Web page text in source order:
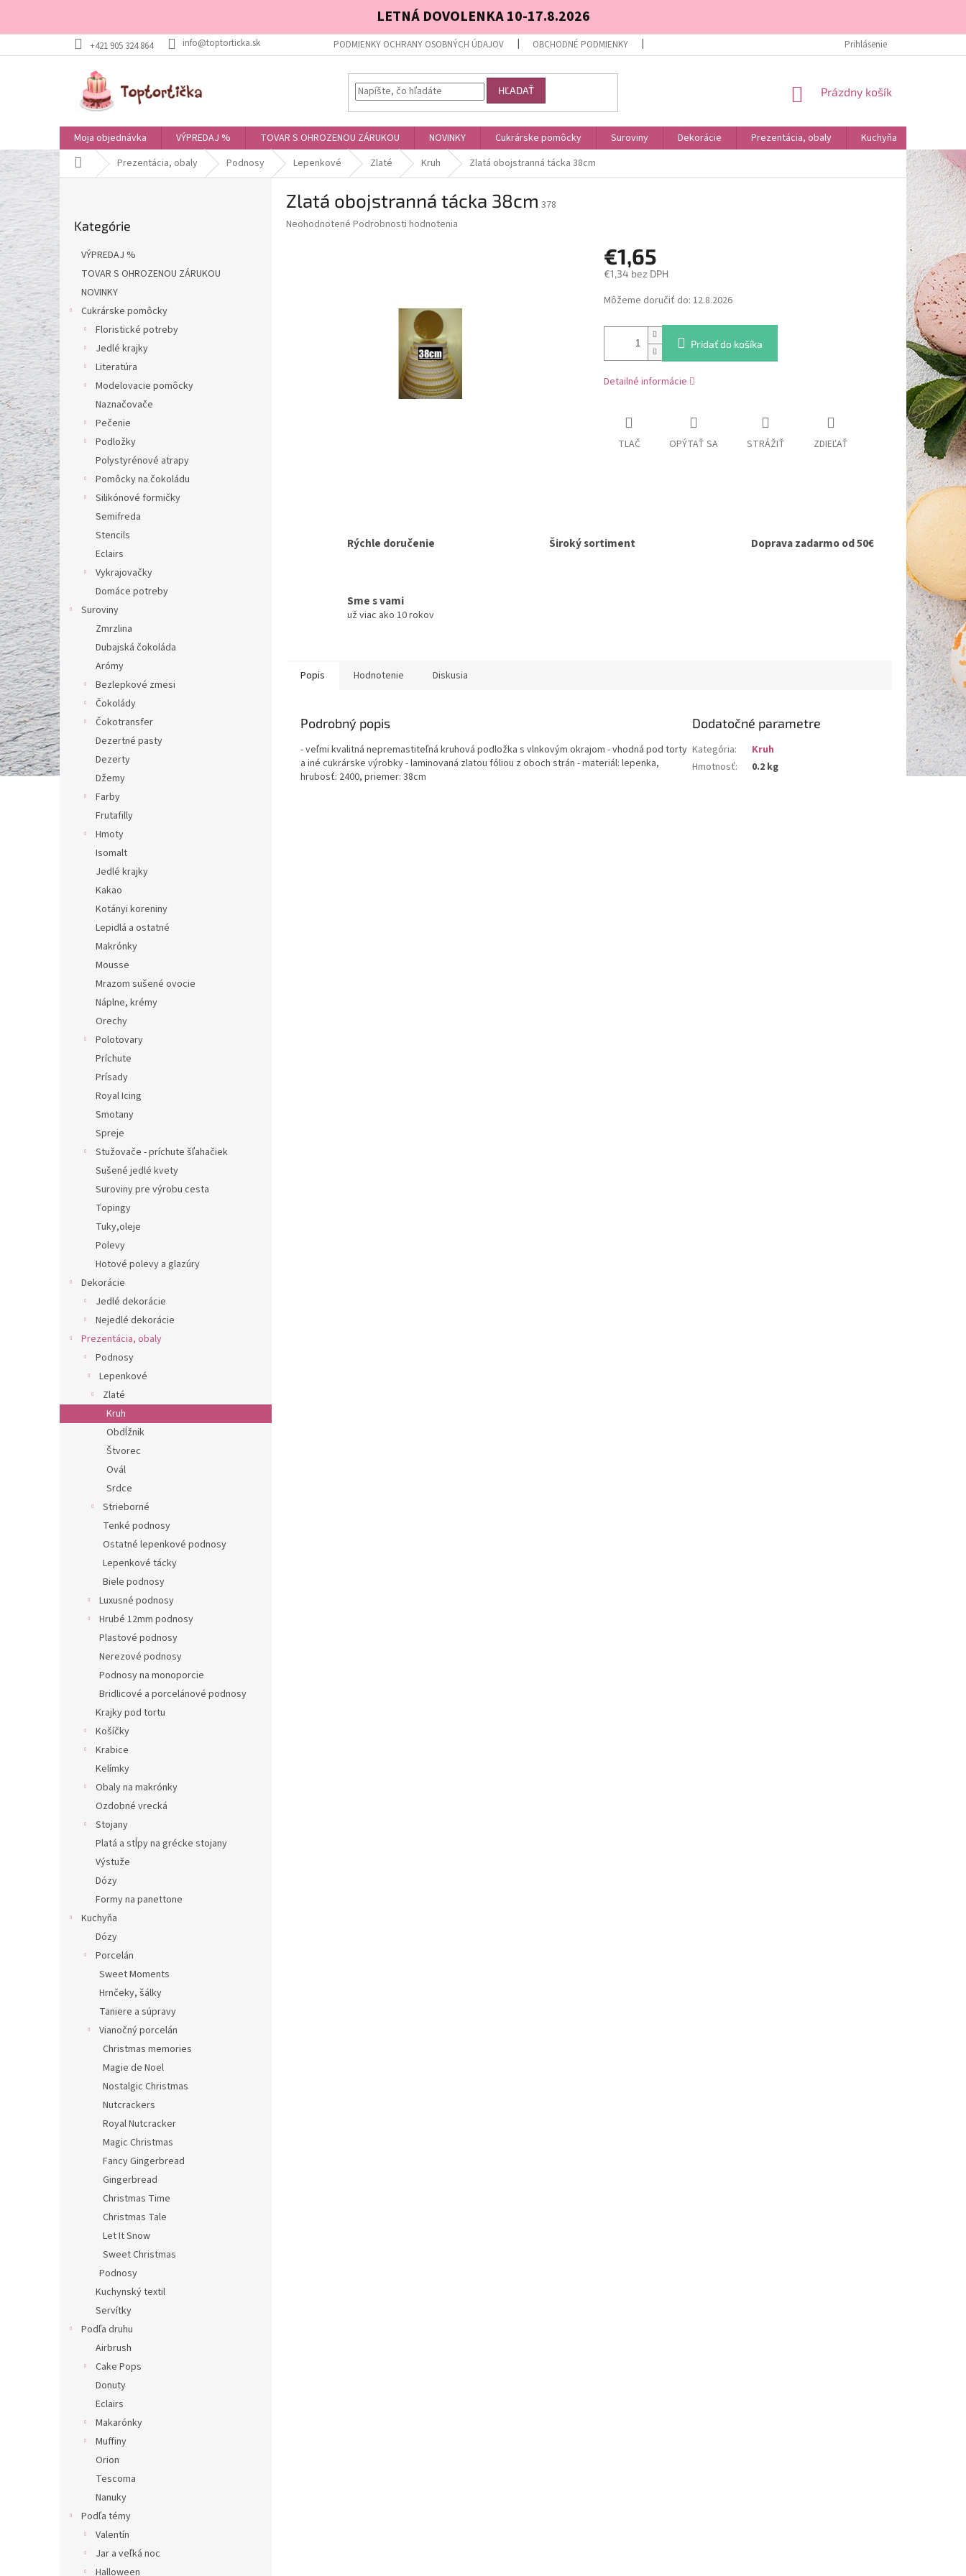
LETNÁ DOVOLENKA 10-17.8.2026
na
+421 905 324 864 PODMIENKY OCHRANY OSOBNÝCH ÚDAJOV OBCHODNÉ PODMIENKY ÚVOD
Prihlásenie
HĽADAŤ
NÁKUPNÝ
Prázdny košík
Moja objednávka VÝPREDAJ % TOVAR S OHROZENOU ZÁRUKOU NOVINKY Cukrárske pomôcky Suroviny Dekorácie Prezentácia, obaly Kuchyňa
DomovPrezentácia, obaly Podnosy Lepenkové Zlaté Kruh Zlatá obojstranná tácka 38cm
o
ý
e
kategórie
Kategórie
VÝPREDAJ %
TOVAR S OHROZENOU ZÁRUKOU
NOVINKY
Cukrárske pomôcky
Floristické potreby
Jedlé krajky
Literatúra
Modelovacie pomôcky
Naznačovače
Pečenie
Podložky
Polystyrénové atrapy
Pomôcky na čokoládu
Silikónové formičky
Semifreda
Stencils
Eclairs
Vykrajovačky
Domáce potreby
Suroviny
Zmrzlina
Dubajská čokoláda
Arómy
Bezlepkové zmesi
Čokolády
Čokotransfer
Dezertné pasty
Dezerty
Džemy
Farby
Frutafilly
Hmoty
Isomalt
Jedlé krajky
Kakao
Kotányi koreniny
Lepidlá a ostatné
Makrónky
Mousse
Mrazom sušené ovocie
Náplne, krémy
Orechy
Polotovary
Príchute
Prísady
Royal Icing
Smotany
Spreje
Stužovače - príchute šľahačiek
Sušené jedlé kvety
Suroviny pre výrobu cesta
Topingy
Tuky,oleje
Polevy
Hotové polevy a glazúry
Dekorácie
Jedlé dekorácie
Nejedlé dekorácie
Prezentácia, obaly
Podnosy
Lepenkové
Zlaté
Kruh
Obdĺžnik
Štvorec
Ovál
Srdce
Strieborné
Tenké podnosy
Ostatné lepenkové podnosy
Lepenkové tácky
Biele podnosy
Luxusné podnosy
Hrubé 12mm podnosy
Plastové podnosy
Nerezové podnosy
Podnosy na monoporcie
Bridlicové a porcelánové podnosy
Krajky pod tortu
Košíčky
Krabice
Kelímky
Obaly na makrónky
Ozdobné vrecká
Stojany
Platá a stĺpy na grécke stojany
Výstuže
Dózy
Formy na panettone
Kuchyňa
Dózy
Porcelán
Sweet Moments
Hrnčeky, šálky
Taniere a súpravy
Vianočný porcelán
Christmas memories
Magie de Noel
Nostalgic Christmas
Nutcrackers
Royal Nutcracker
Magic Christmas
Fancy Gingerbread
Gingerbread
Christmas Time
Christmas Tale
Let It Snow
Sweet Christmas
Podnosy
Kuchynský textil
Servítky
Podľa druhu
Airbrush
Cake Pops
Donuty
Eclairs
Makarónky
Muffiny
Orion
Tescoma
Nanuky
Podľa témy
Valentín
Jar a veľká noc
Halloween
Zlatá obojstranná tácka 38cm 378
Priemerné
Neohodnotené Podrobnosti hodnotenia
€1,65
€1,34 bez DPH
Jednotková
cena:
Môžeme doručiť do: 12.8.2026
Pridať do košíka
Detailné informácie
TLAČ OPÝTAŤ SA STRÁŽIŤ ZDIEĽAŤ
Rýchle doručenie Široký sortiment Doprava zadarmo od 50€
Sme s vami
už viac ako 10 rokov
Popis Hodnotenie Diskusia
Podrobný popis
- veľmi kvalitná nepremastiteľná kruhová podložka s vlnkovým okrajom - vhodná pod torty
a iné cukrárske výrobky - laminovaná zlatou fóliou z oboch strán - materiál: lepenka,
hrubosť: 2400, priemer: 38cm
Dodatočné parametre
Kategória:
Kruh
Hmotnosť: 0.2 kg